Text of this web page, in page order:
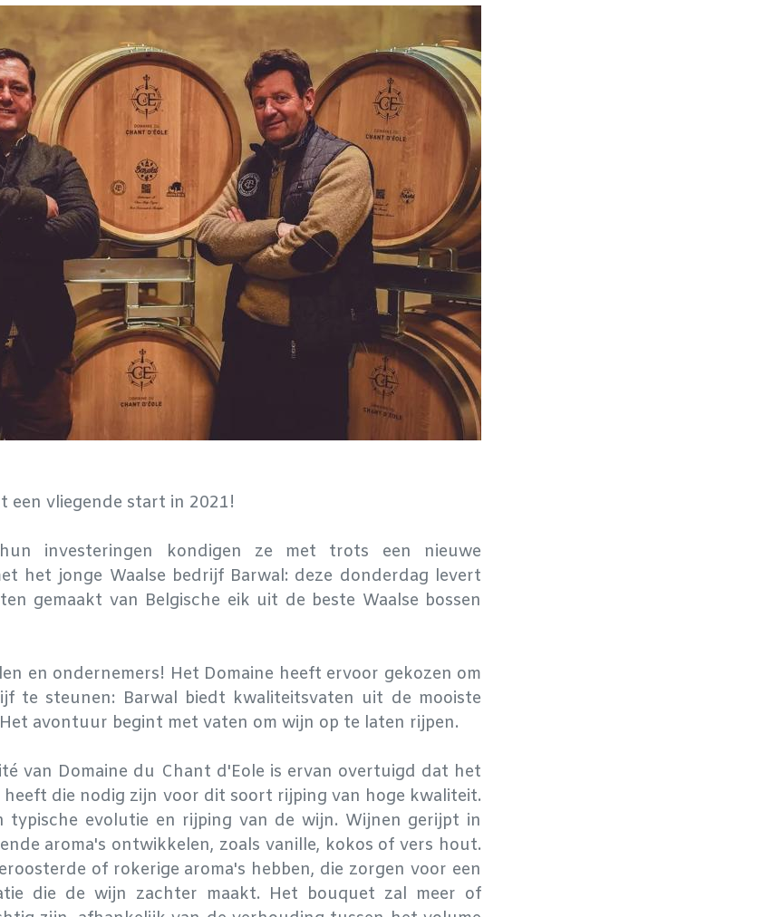
een vliegende start in 2021!
investeringen kondigen ze met trots een nieuwe
het jonge Waalse bedrijf Barwal: deze donderdag levert
gemaakt van Belgische eik uit de beste Waalse bossen
en ondernemers! Het Domaine heeft ervoor gekozen om
te steunen: Barwal biedt kwaliteitsvaten uit de mooiste
avontuur begint met vaten om wijn op te laten rijpen.
van Domaine du Chant d'Eole is ervan overtuigd dat het
die nodig zijn voor dit soort rijping van hoge kwaliteit.
typische evolutie en rijping van de wijn. Wijnen gerijpt in
aroma's ontwikkelen, zoals vanille, kokos of vers hout.
of rokerige aroma's hebben, die zorgen voor een
die de wijn zachter maakt. Het bouquet zal meer of